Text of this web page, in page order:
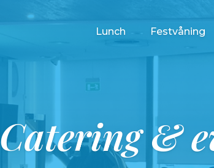
Lunch Festvåning
Catering &